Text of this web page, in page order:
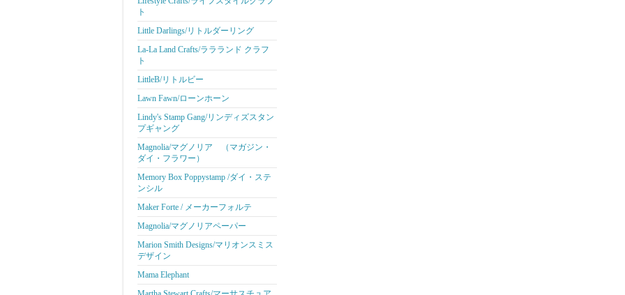
ト
Little Darlings/リトルダーリング
La-La Land Crafts/ララランド クラフ
ト
LittleB/リトルビー
Lawn Fawn/ローンホーン
Lindy's Stamp Gang/リンディズスタン
プギャング
Magnolia/マグノリア （マガジン・
ダイ・フラワー）
Memory Box Poppystamp /ダイ・ステ
ンシル
Maker Forte / メーカーフォルテ
Magnolia/マグノリアペーパー
Marion Smith Designs/マリオンスミス
デザイン
Mama Elephant